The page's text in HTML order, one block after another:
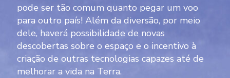
pode ser tão comum quanto pegar um voo
para outro país! Além da diversão, por meio
dele, haverá possibilidade de novas
descobertas sobre o espaço e o incentivo à
criação de outras tecnologias capazes até de
melhorar a vida na Terra.